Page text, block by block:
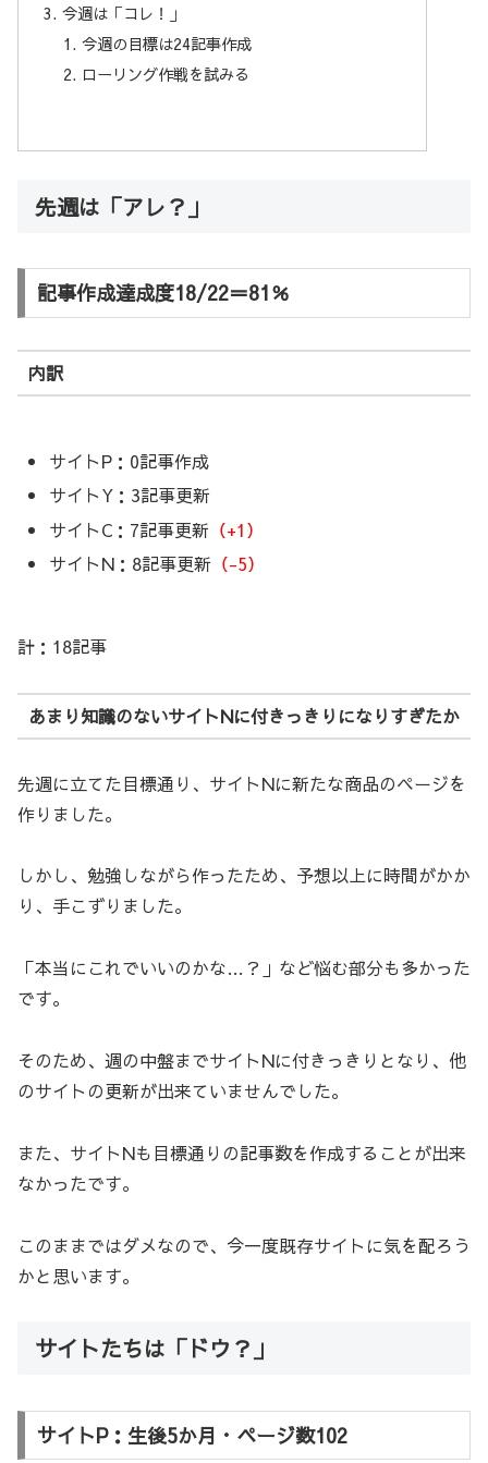
今週は「コレ！」
今週の目標は24記事作成
ローリング作戦を試みる
先週は「アレ？」
記事作成達成度18/22＝81％
内訳
サイトP：0記事作成
サイトY：3記事更新
サイトC：7記事更新 （+1）
サイトN：8記事更新 （-5）
計：18記事
あまり知識のないサイトNに付きっきりになりすぎたか
先週に立てた目標通り、サイトNに新たな商品のページを
作りました。
しかし、勉強しながら作ったため、予想以上に時間がかか
り、手こずりました。
「本当にこれでいいのかな…？」など悩む部分も多かった
です。
そのため、週の中盤までサイトNに付きっきりとなり、他
のサイトの更新が出来ていませんでした。
また、サイトNも目標通りの記事数を作成することが出来
なかったです。
このままではダメなので、今一度既存サイトに気を配ろう
かと思います。
サイトたちは「ドウ？」
サイトP：生後5か月・ページ数102